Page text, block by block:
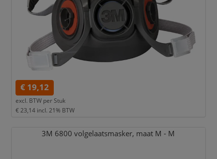
€ 19,12
excl. BTW per Stuk
€ 23,14 incl. 21% BTW
3M 6800 volgelaatsmasker, maat M - M